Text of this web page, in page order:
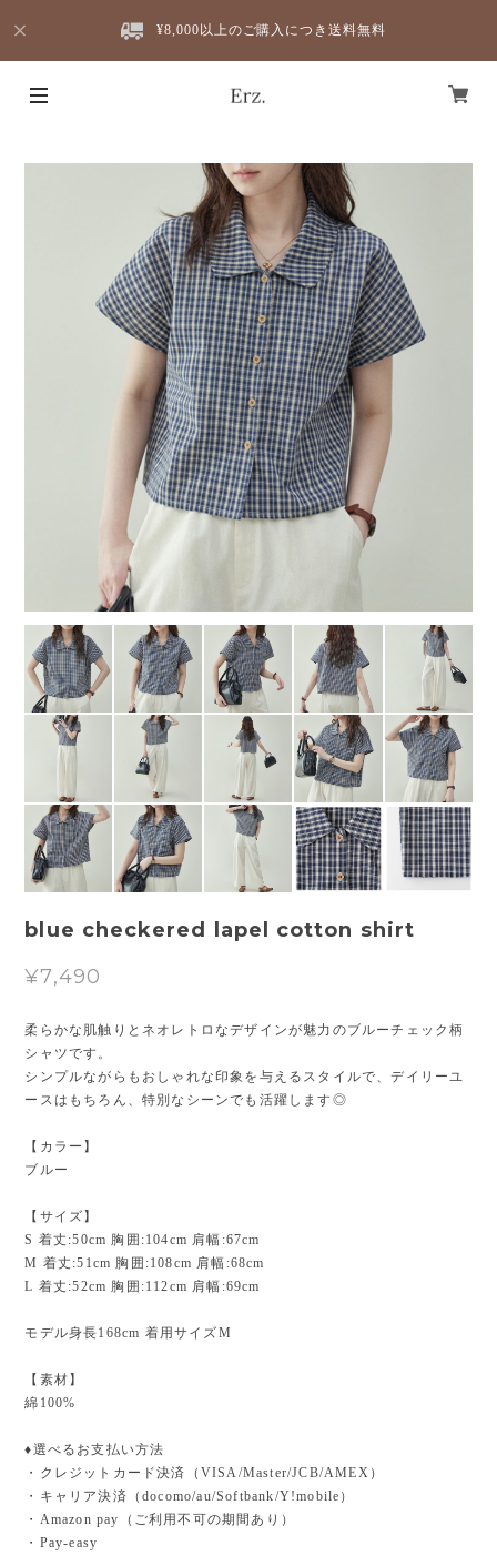
¥8,000以上のご購入につき送料無料
blue checkered lapel cotton shirt
¥7,490
柔らかな肌触りとネオレトロなデザインが魅力のブルーチェック柄
シャツです。
シンプルながらもおしゃれな印象を与えるスタイルで、デイリーユ
ースはもちろん、特別なシーンでも活躍します◎
【カラー】
ブルー
【サイズ】
S 着丈:50cm 胸囲:104cm 肩幅:67cm
M 着丈:51cm 胸囲:108cm 肩幅:68cm
L 着丈:52cm 胸囲:112cm 肩幅:69cm
モデル身長168cm 着用サイズM
【素材】
綿100%
♦︎選べるお支払い方法
・クレジットカード決済（VISA/Master/JCB/AMEX）
・キャリア決済（docomo/au/Softbank/Y!mobile）
・Amazon pay（ご利用不可の期間あり）
・Pay-easy